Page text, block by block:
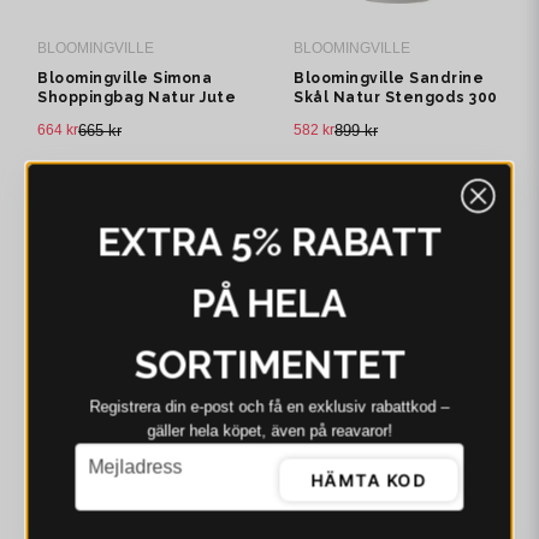
BLOOMINGVILLE
Bloomingville Simona
Shoppingbag Natur Jute
665 kr
664 kr
I webblager - 4-8 dagar
BLOOMINGVILLE
Bloomingville Sandrine
Skål Natur Stengods 300
899 kr
582 kr
I webblager - 4-8 dagar
BLOOMINGVILLE
BLOOMINGVILLE
-20%
EXTRA 5% RABATT
PÅ HELA
SORTIMENTET
Registrera din e‑post och få en exklusiv rabattkod –
gäller hela köpet, även på reavaror!
email
Mejladress
HÄMTA KOD